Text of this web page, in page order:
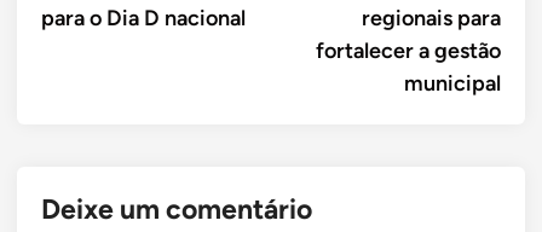
para o Dia D nacional
regionais para
fortalecer a gestão
municipal
Deixe um comentário